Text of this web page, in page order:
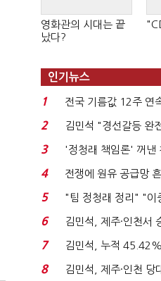
영화관의 시대는 끝
났다?
인기뉴스
1
전국 기름값 12주 연
발윳값 1909원...
2
김민석 "경선갈등 완
청래 "반명 공세 사...
3
'정청래 책임론' 꺼낸
는 추가투표 때리기...
4
전쟁에 원유 공급망
에너지안보 핵심...
5
"팀 정청래 정리" "
주 최고위원 계파 다...
6
김민석, 제주·인천서
'1위 탈환'(종합)...
7
김민석, 누적
청래와 격차
8
김민석, 제주·인천 당